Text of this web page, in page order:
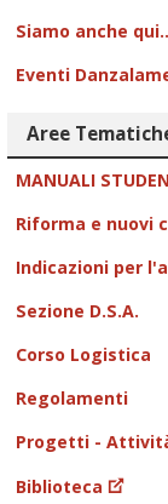
Siamo anche
Eventi
Aree
MANUALI
Riforma e nuovi
Indicazioni per
Sezione D.S.A.
Corso Logistica
Regolamenti
Progetti -
Biblioteca